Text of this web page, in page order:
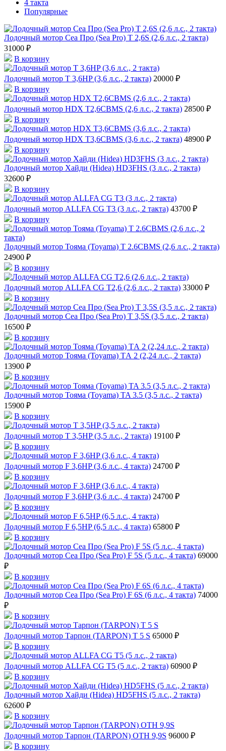
4 такта
Популярные
Лодочный мотор Сеа Про (Sea Pro) Т 2,6S (2,6 л.с., 2 такта)
31000 ₽
В корзину
Лодочный мотор T 3,6HP (3,6 л.с., 2 такта) 20000 ₽
В корзину
Лодочный мотор HDX T2,6CBMS (2,6 л.с., 2 такта) 28500 ₽
В корзину
Лодочный мотор HDX T3,6СBMS (3,6 л.с., 2 такта) 48900 ₽
В корзину
Лодочный мотор Хайди (Hidea) HD3FHS (3 л.с., 2 такта)
32600 ₽
В корзину
Лодочный мотор ALLFA CG T3 (3 л.с., 2 такта) 43700 ₽
В корзину
Лодочный мотор Тояма (Toyama) T 2.6CBMS (2,6 л.с., 2 такта)
24900 ₽
В корзину
Лодочный мотор ALLFA CG T2,6 (2,6 л.с., 2 такта) 33000 ₽
В корзину
Лодочный мотор Сеа Про (Sea Pro) Т 3,5S (3,5 л.с., 2 такта)
16500 ₽
В корзину
Лодочный мотор Тояма (Toyama) TА 2 (2,24 л.с., 2 такта)
13900 ₽
В корзину
Лодочный мотор Тояма (Toyama) TA 3.5 (3,5 л.с., 2 такта)
15900 ₽
В корзину
Лодочный мотор T 3,5HP (3,5 л.с., 2 такта) 19100 ₽
В корзину
Лодочный мотор F 3,6HP (3,6 л.с., 4 такта) 24700 ₽
В корзину
Лодочный мотор F 3,6HP (3,6 л.с., 4 такта) 24700 ₽
В корзину
Лодочный мотор F 6,5HP (6,5 л.с., 4 такта) 65800 ₽
В корзину
Лодочный мотор Сеа Про (Sea Pro) F 5S (5 л.с., 4 такта) 69000
₽
В корзину
Лодочный мотор Сеа Про (Sea Pro) F 6S (6 л.с., 4 такта) 74000
₽
В корзину
Лодочный мотор Тарпон (TARPON) T 5 S 65000 ₽
В корзину
Лодочный мотор ALLFA CG T5 (5 л.с., 2 такта) 60900 ₽
В корзину
Лодочный мотор Хайди (Hidea) HD5FHS (5 л.с., 2 такта)
62600 ₽
В корзину
Лодочный мотор Тарпон (TARPON) OTH 9,9S 96000 ₽
В корзину